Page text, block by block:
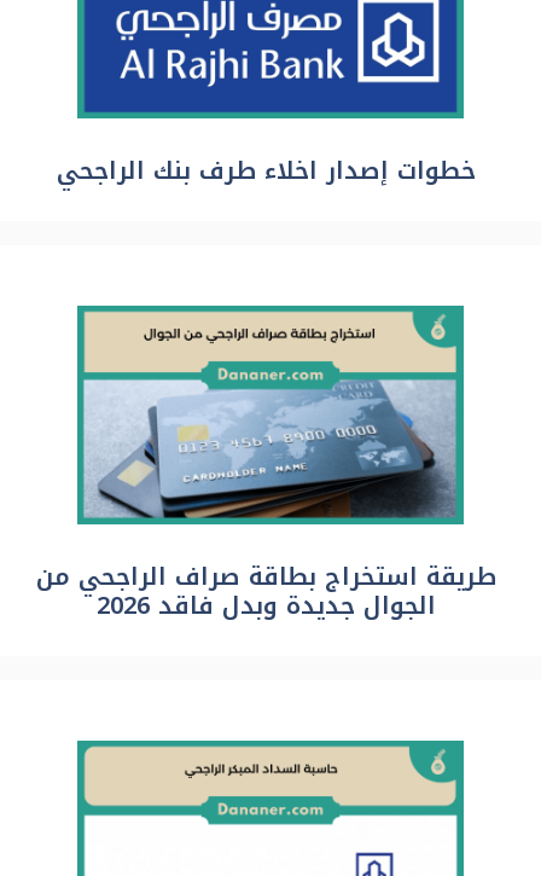
خطوات إصدار اخلاء طرف بنك الراجحي
طريقة استخراج بطاقة صراف الراجحي من
الجوال جديدة وبدل فاقد 2026